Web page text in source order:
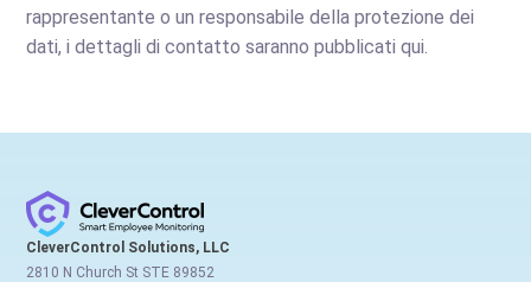
rappresentante o un responsabile della protezione dei
dati, i dettagli di contatto saranno pubblicati qui.
CleverControl Solutions, LLC
2810 N Church St STE 89852